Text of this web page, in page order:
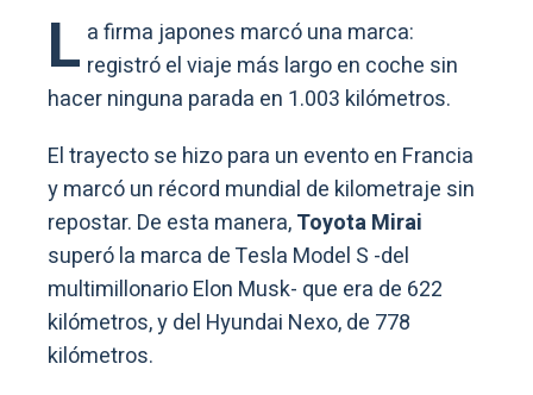
L a firma japones marcó una marca:
registró el viaje más largo en coche sin
hacer ninguna parada en 1.003 kilómetros.
El trayecto se hizo para un evento en Francia
y marcó un récord mundial de kilometraje sin
repostar. De esta manera,Toyota Mirai
superó la marca de Tesla Model S -del
multimillonario Elon Musk- que era de 622
kilómetros, y del Hyundai Nexo, de 778
kilómetros.